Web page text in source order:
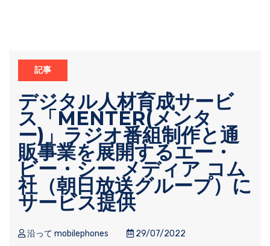
記事
デジタル人材育成サービ
ス「MENTER(メンタ
ー)」ラジオ番組制作と通
販事業を展開するエー・
ビー・シー メディア コム
社（朝日放送グループ）に
サービス提供
沿って mobilephones
29/07/2022